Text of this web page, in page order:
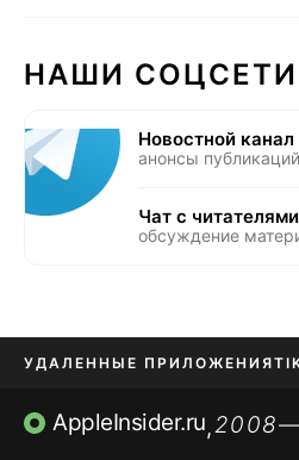
НАШИ СОЦСЕТИ
Новостной канал
анонсы публикаций
Чат с читателями
обсуждение
УДАЛЕННЫЕ ПРИЛОЖЕНИЯ
ПРИЛОЖЕНИЯ БЕЗ APP STORE
AppleInsider.ru,